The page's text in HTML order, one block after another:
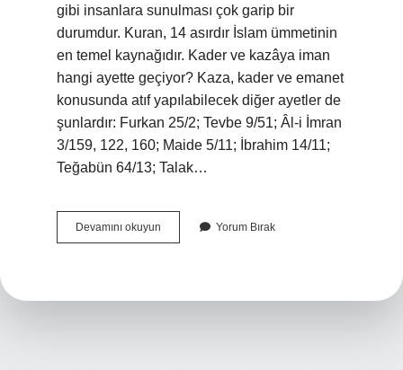
gibi insanlara sunulması çok garip bir
durumdur. Kuran, 14 asırdır İslam ümmetinin
en temel kaynağıdır. Kader ve kazâya iman
hangi ayette geçiyor? Kaza, kader ve emanet
konusunda atıf yapılabilecek diğer ayetler de
şunlardır: Furkan 25/2; Tevbe 9/51; Âl-i İmran
3/159, 122, 160; Maide 5/11; İbrahim 14/11;
Teğabün 64/13; Talak…
Devamını okuyun
Iman
Yorum Bırak